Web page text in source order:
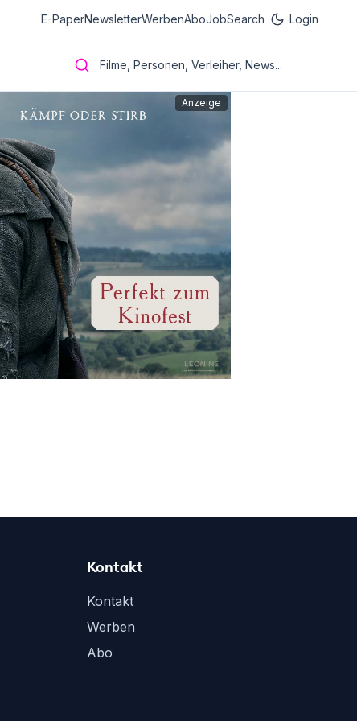
E-PaperNewsletterWerbenAboJobSearch Login
Filme, Personen, Verleiher, News...
Anzeige
Kontakt
Kontakt
Werben
Abo